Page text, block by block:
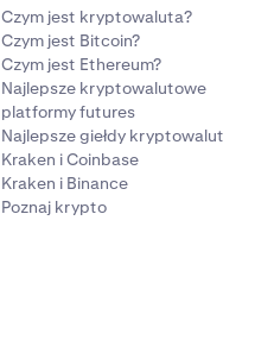
Czym jest kryptowaluta?
Czym jest Bitcoin?
Czym jest Ethereum?
Najlepsze kryptowalutowe
platformy futures
Najlepsze giełdy kryptowalut
Kraken i Coinbase
Kraken i Binance
Poznaj krypto